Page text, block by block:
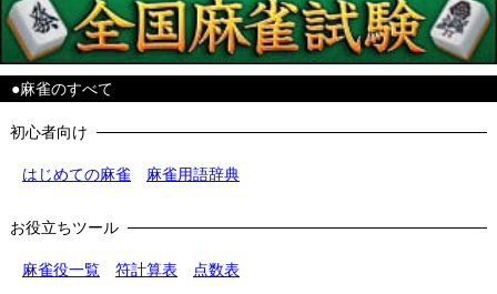
●麻雀のすべて
初心者向け
はじめての麻雀 麻雀用語辞典
お役立ちツール
麻雀役一覧 符計算表 点数表